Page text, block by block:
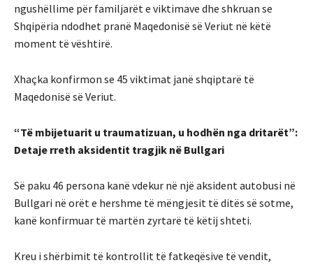
ngushëllime për familjarët e viktimave dhe shkruan se
Shqipëria ndodhet pranë Maqedonisë së Veriut në këtë
moment të vështirë.
Xhaçka konfirmon se 45 viktimat janë shqiptarë të
Maqedonisë së Veriut.
“Të mbijetuarit u traumatizuan, u hodhën nga dritarët”:
Detaje rreth aksidentit tragjik në Bullgari
Së paku 46 persona kanë vdekur në një aksident autobusi në
Bullgari në orët e hershme të mëngjesit të ditës së sotme,
kanë konfirmuar të martën zyrtarë të këtij shteti.
Kreu i shërbimit të kontrollit të fatkeqësive të vendit,